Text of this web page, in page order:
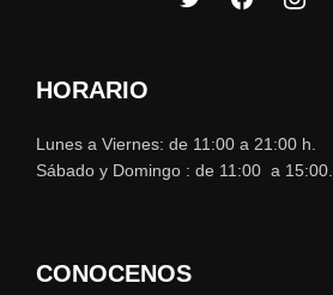
HORARIO
Lunes a Viernes: de 11:00 a 21:00 h.
Sábado y Domingo : de 11:00 a 15:00.
CONOCENOS